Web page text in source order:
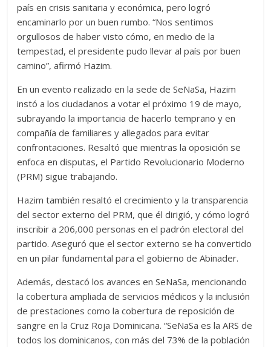
país en crisis sanitaria y económica, pero logró
encaminarlo por un buen rumbo. “Nos sentimos
orgullosos de haber visto cómo, en medio de la
tempestad, el presidente pudo llevar al país por buen
camino”, afirmó Hazim.
En un evento realizado en la sede de SeNaSa, Hazim
instó a los ciudadanos a votar el próximo 19 de mayo,
subrayando la importancia de hacerlo temprano y en
compañía de familiares y allegados para evitar
confrontaciones. Resaltó que mientras la oposición se
enfoca en disputas, el Partido Revolucionario Moderno
(PRM) sigue trabajando.
Hazim también resaltó el crecimiento y la transparencia
del sector externo del PRM, que él dirigió, y cómo logró
inscribir a 206,000 personas en el padrón electoral del
partido. Aseguró que el sector externo se ha convertido
en un pilar fundamental para el gobierno de Abinader.
Además, destacó los avances en SeNaSa, mencionando
la cobertura ampliada de servicios médicos y la inclusión
de prestaciones como la cobertura de reposición de
sangre en la Cruz Roja Dominicana. “SeNaSa es la ARS de
todos los dominicanos, con más del 73% de la población